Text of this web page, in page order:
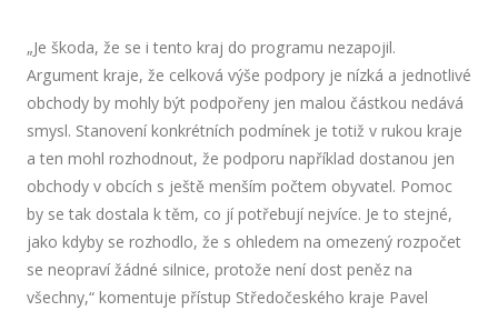
„Je škoda, že se i tento kraj do programu nezapojil.
Argument kraje, že celková výše podpory je nízká a jednotlivé
obchody by mohly být podpořeny jen malou částkou nedává
smysl. Stanovení konkrétních podmínek je totiž v rukou kraje
a ten mohl rozhodnout, že podporu například dostanou jen
obchody v obcích s ještě menším počtem obyvatel. Pomoc
by se tak dostala k těm, co jí potřebují nejvíce. Je to stejné,
jako kdyby se rozhodlo, že s ohledem na omezený rozpočet
se neopraví žádné silnice, protože není dost peněz na
všechny,“ komentuje přístup Středočeského kraje Pavel